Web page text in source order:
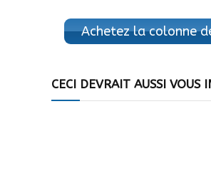
Achetez la colonne
CECI DEVRAIT AUSSI VOUS